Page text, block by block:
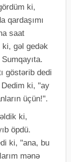
ki,
qardaşımı
saat
ki, gəl gedək
göstərib dedi
ki, "ay
üçün!".
ki,
öpdü.
ki, "ana, bu
mənə